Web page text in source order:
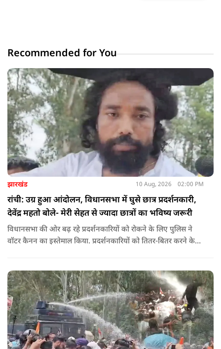
Recommended for You
झारखंड 10 Aug, 2026 02:00 PM
रांची: उग्र हुआ आंदोलन, विधानसभा में घुसे छात्र प्रदर्शनकारी,
देवेंद्र महतो बोले- मेरी सेहत से ज्यादा छात्रों का भविष्य जरूरी
विधानसभा की ओर बढ़ रहे प्रदर्शनकारियों को रोकने के लिए पुलिस ने
वॉटर कैनन का इस्तेमाल किया. प्रदर्शनकारियों को तितर-बितर करने के